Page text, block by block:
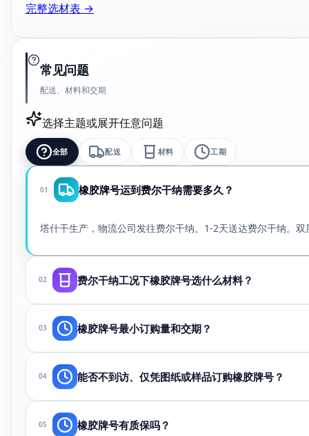
完整选材表 →
常见问题
配送、材料和交期
选择主题或展开任意问题
全部 配送 材料 工期
01 橡胶牌号运到费尔干纳需要多久？
塔什干生产，物流公司发往费尔干纳。1-2天送达费尔干纳。
02 费尔干纳工况下橡胶牌号选什么材料？
取决于介质、温度和压力。请通过WhatsApp发送图纸或样
03 橡胶牌号最小订购量和交期？
100件起（异形可按一批）。图纸和材料确认后48小时起。急
04 能否不到访、仅凭图纸或样品订购橡胶牌号？
可以。将图纸、照片或旧件发至WhatsApp——我们报价交期
05 橡胶牌号有质保吗？